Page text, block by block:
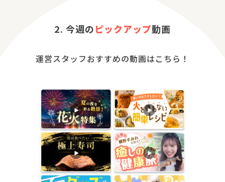
2. 今週のピックアップ動画
運営スタッフおすすめの動画はこちら！